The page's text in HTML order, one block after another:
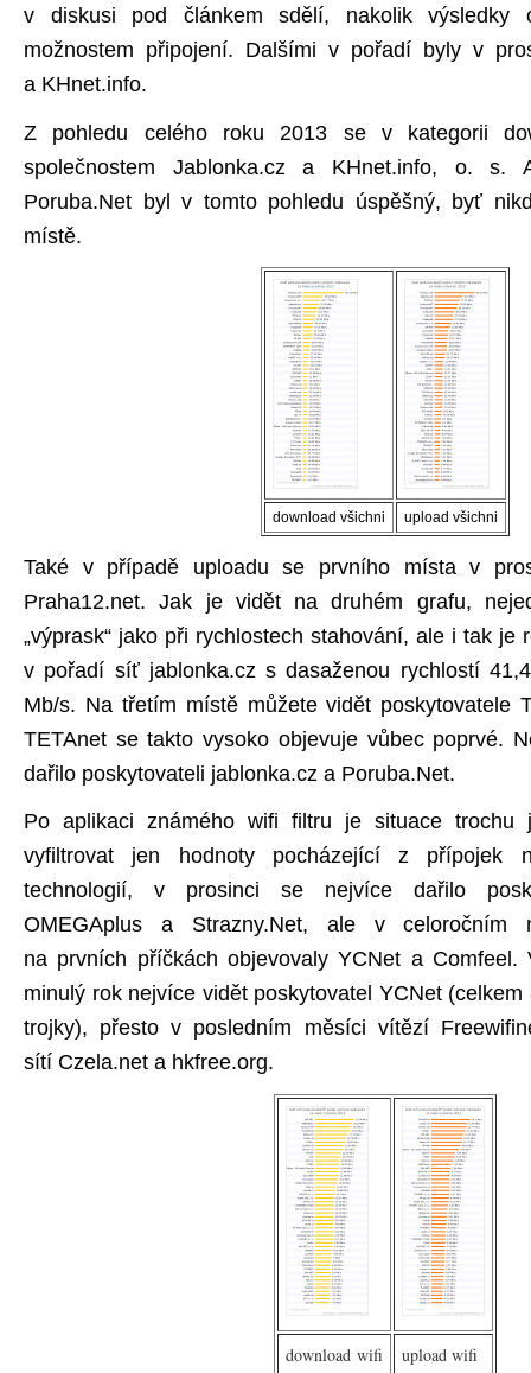
v diskusi pod článkem sdělí, nakolik výsledky
možnostem připojení. Dalšími v pořadí byly v
a KHnet.info.
Z pohledu celého roku 2013 se v kategorii
společnostem Jablonka.cz a KHnet.info, o. s.
Poruba.Net byl v tomto pohledu úspěšný, byť
místě.
download všichni upload všichni
Také v případě uploadu se prvního místa v
Praha12.net. Jak je vidět na druhém grafu,
„výprask“ jako při rychlostech stahování, ale i tak je
v pořadí síť jablonka.cz s dasaženou rychlostí
Mb/s. Na třetím místě můžete vidět poskytovatele
TETAnet se takto vysoko objevuje vůbec poprvé.
dařilo poskytovateli jablonka.cz a Poruba.Net.
Po aplikaci známého wifi filtru je situace trochu
vyfiltrovat jen hodnoty pocházející z přípojek
technologií, v prosinci se nejvíce dařilo
OMEGAplus a Strazny.Net, ale v celoročním
na prvních příčkách objevovaly YCNet a Comfeel.
minulý rok nejvíce vidět poskytovatel YCNet
trojky), přesto v posledním měsíci vítězí
sítí Czela.net a hkfree.org.
download wifi upload wifi